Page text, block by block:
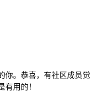
你。恭喜，有社区成员觉
有用的！